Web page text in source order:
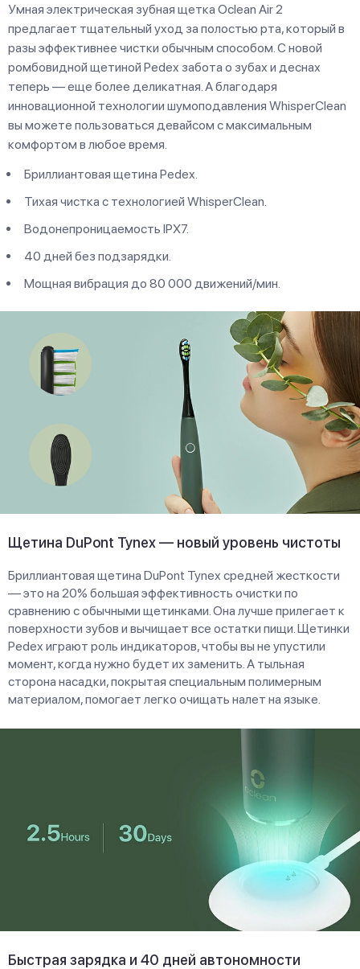
Умная электрическая зубная щетка Oclean Air 2
предлагает тщательный уход за полостью рта, который в
разы эффективнее чистки обычным способом. С новой
ромбовидной щетиной Pedex забота о зубах и деснах
теперь — еще более деликатная. А благодаря
инновационной технологии шумоподавления WhisperClean
вы можете пользоваться девайсом с максимальным
комфортом в любое время.
Бриллиантовая щетина Pedex.
Тихая чистка с технологией WhisperClean.
Водонепроницаемость IPX7.
40 дней без подзарядки.
Мощная вибрация до 80 000 движений/мин.
Щетина DuPont Tynex — новый уровень чистоты
Бриллиантовая щетина DuPont Tynex средней жесткости
— это на 20% большая эффективность очистки по
сравнению с обычными щетинками. Она лучше прилегает к
поверхности зубов и вычищает все остатки пищи. Щетинки
Pedex играют роль индикаторов, чтобы вы не упустили
момент, когда нужно будет их заменить. А тыльная
сторона насадки, покрытая специальным полимерным
материалом, помогает легко очищать налет на языке.
Быстрая зарядка и 40 дней автономности